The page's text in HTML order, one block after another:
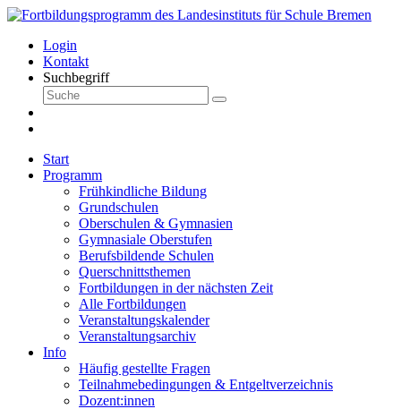
Login
Kontakt
Suchbegriff
Start
Programm
Frühkindliche Bildung
Grundschulen
Oberschulen & Gymnasien
Gymnasiale Oberstufen
Berufsbildende Schulen
Querschnittsthemen
Fortbildungen in der nächsten Zeit
Alle Fortbildungen
Veranstaltungskalender
Veranstaltungsarchiv
Info
Häufig gestellte Fragen
Teilnahmebedingungen & Entgeltverzeichnis
Dozent:innen